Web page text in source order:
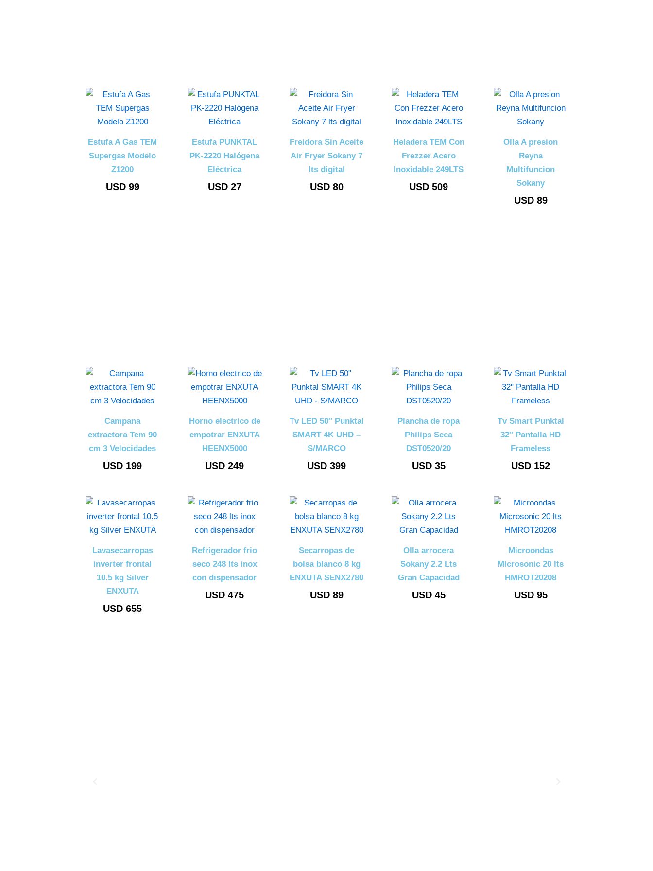
Estufa A Gas TEM
Supergas Modelo
Z1200
USD99
Estufa PUNKTAL
PK-2220 Halógena
Eléctrica
USD27
Freidora Sin Aceite
Air Fryer Sokany 7
lts digital
USD80
Heladera TEM Con
Frezzer Acero
Inoxidable 249LTS
USD 509
Olla A presion
Reyna
Multifuncion
Sokany
USD89
Campana
extractora Tem 90
cm 3 Velocidades
USD 199
Horno electrico de
empotrar ENXUTA
HEENX5000
USD 249
Tv LED 50″ Punktal
SMART 4K UHD –
S/MARCO
USD 399
Plancha de ropa
Philips Seca
DST0520/20
USD35
Tv Smart Punktal
32″ Pantalla HD
Frameless
USD 152
Lavasecarropas
inverter frontal
10.5 kg Silver
ENXUTA
USD 655
Refrigerador frio
seco 248 lts inox
con dispensador
USD 475
Secarropas de
bolsa blanco 8 kg
ENXUTA SENX2780
USD89
Olla arrocera
Sokany 2.2 Lts
Gran Capacidad
USD45
Microondas
Microsonic 20 lts
HMROT20208
USD95